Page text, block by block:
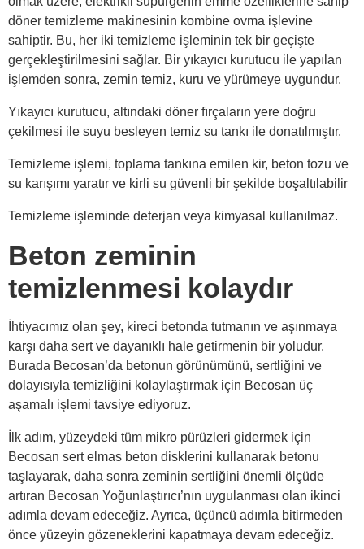
döner temizleme makinesinin kombine ovma işlevine
sahiptir. Bu, her iki temizleme işleminin tek bir geçişte
gerçekleştirilmesini sağlar. Bir yıkayıcı kurutucu ile yapılan
işlemden sonra, zemin temiz, kuru ve yürümeye uygundur.
Yıkayıcı kurutucu, altındaki döner fırçaların yere doğru
çekilmesi ile suyu besleyen temiz su tankı ile donatılmıştır.
Temizleme işlemi, toplama tankına emilen kir, beton tozu ve
su karışımı yaratır ve kirli su güvenli bir şekilde boşaltılabilir
Temizleme işleminde deterjan veya kimyasal kullanılmaz.
Beton zeminin
temizlenmesi kolaydır
İhtiyacımız olan şey, kireci betonda tutmanın ve aşınmaya
karşı daha sert ve dayanıklı hale getirmenin bir yoludur.
Burada Becosan’da betonun görünümünü, sertliğini ve
dolayısıyla temizliğini kolaylaştırmak için Becosan üç
aşamalı işlemi tavsiye ediyoruz.
İlk adım, yüzeydeki tüm mikro pürüzleri gidermek için
Becosan sert elmas beton disklerini kullanarak betonu
taşlayarak, daha sonra zeminin sertliğini önemli ölçüde
artıran Becosan Yoğunlaştırıcı’nın uygulanması olan ikinci
adımla devam edeceğiz. Ayrıca, üçüncü adımla bitirmeden
önce yüzeyin gözeneklerini kapatmaya devam edeceğiz.